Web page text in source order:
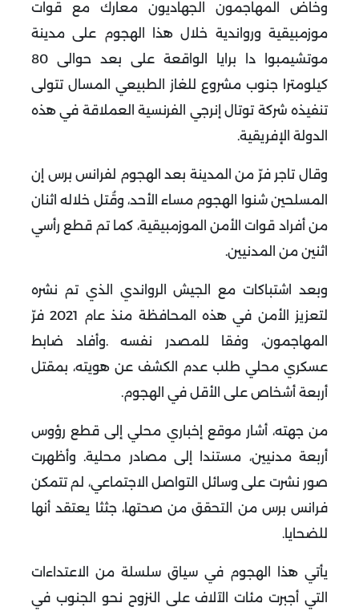
وخاض المهاجمون الجهاديون معارك مع قوات
موزمبيقية ورواندية خلال هذا الهجوم على مدينة
موتشيمبوا دا برايا الواقعة على بعد حوالى 80
كيلومترا جنوب مشروع للغاز الطبيعي المسال تتولى
تنفيذه شركة توتال إنرجي الفرنسية العملاقة في هذه
الدولة الإفريقية.
وقال تاجر فرّ من المدينة بعد الهجوم لفرانس برس إن
المسلحين شنوا الهجوم مساء الأحد، وقُتل خلاله اثنان
من أفراد قوات الأمن الموزمبيقية، كما تم قطع رأسي
اثنين من المدنيين.
وبعد اشتباكات مع الجيش الرواندي الذي تم نشره
لتعزيز الأمن في هذه المحافظة منذ عام 2021 فرّ
المهاجمون، وفقا للمصدر نفسه.وأفاد ضابط
عسكري محلي طلب عدم الكشف عن هويته، بمقتل
أربعة أشخاص على الأقل في الهجوم.
من جهته، أشار موقع إخباري محلي
إلى قطع رؤوس
أربعة مدنيين، مستندا إلى مصادر محلية. وأظهرت
صور نشرت على وسائل التواصل الاجتماعي، لم تتمكن
فرانس برس من التحقق من صحتها، جثثا يعتقد أنها
للضحايا.
يأتي هذا الهجوم في سياق سلسلة من الاعتداءات
التي أجبرت مئات الآلاف على النزوح نحو الجنوب في